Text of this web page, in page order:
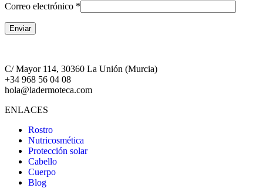
Correo electrónico *
C/ Mayor 114, 30360 La Unión (Murcia)
+34 968 56 04 08
hola@ladermoteca.com
ENLACES
Rostro
Nutricosmética
Protección solar
Cabello
Cuerpo
Blog